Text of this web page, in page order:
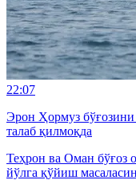
22:07
Эрон Ҳормуз
талаб қилмоқда
Теҳрон ва Оман бўғоз
йўлга қўйиш